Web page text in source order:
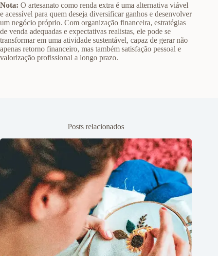
Nota: O artesanato como renda extra é uma alternativa viável
e acessível para quem deseja diversificar ganhos e desenvolver
um negócio próprio. Com organização financeira, estratégias
de venda adequadas e expectativas realistas, ele pode se
transformar em uma atividade sustentável, capaz de gerar não
apenas retorno financeiro, mas também satisfação pessoal e
valorização profissional a longo prazo.
Posts relacionados